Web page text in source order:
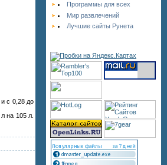
с 0,28 до
на 105 л.
Программы для всех
Мир развлечений
Лучшие сайты Рунета